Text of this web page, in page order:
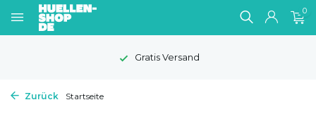
0
Gratis Versand
Zurück Startseite